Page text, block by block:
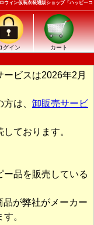
ウィン仮装衣装通販ショップ「ハッピーコ
グイン カート
ビスは2026年2月
は、 卸販売サービ
ております。
ー品を販売している
品が弊社がメーカー
。